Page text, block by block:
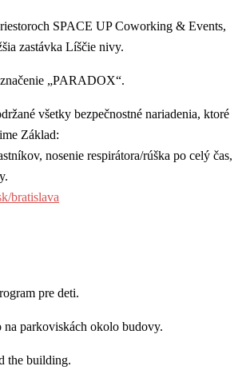
SPACE UP Coworking & Events,
zastávka Líščie nivy.
„PARADOX“.
všetky bezpečnostné nariadenia, ktoré
Základ:
nosenie respirátora/rúška po celý čas,
bratislava
pre deti.
na parkoviskách okolo budovy.
the building.